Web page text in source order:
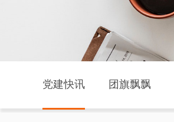
党建快讯 团旗飘飘